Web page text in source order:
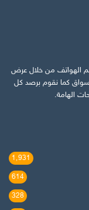
الهواتف من خلال عرض
كما نقوم برصد كل
الهامة.
1٬931
614
328